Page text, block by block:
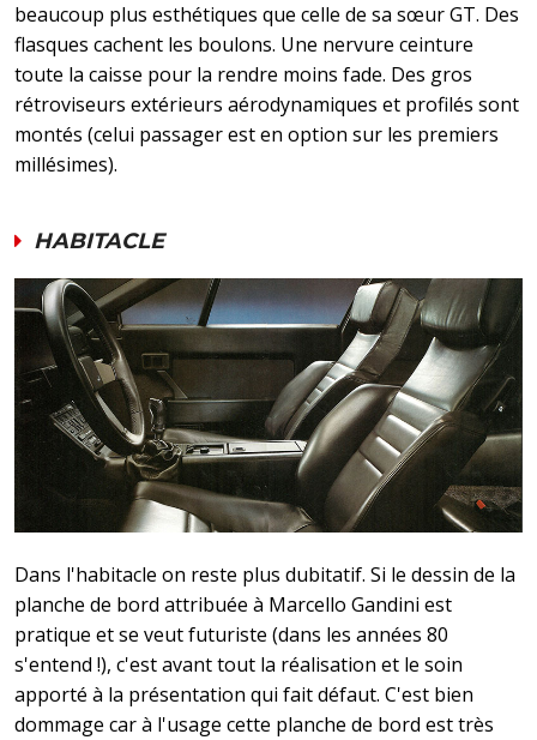
beaucoup plus esthétiques que celle de sa sœur GT. Des
flasques cachent les boulons. Une nervure ceinture
toute la caisse pour la rendre moins fade. Des gros
rétroviseurs extérieurs aérodynamiques et profilés sont
montés (celui passager est en option sur les premiers
millésimes).
HABITACLE
Dans l'habitacle on reste plus dubitatif. Si le dessin de la
planche de bord attribuée à Marcello Gandini est
pratique et se veut futuriste (dans les années 80
s'entend !), c'est avant tout la réalisation et le soin
apporté à la présentation qui fait défaut. C'est bien
dommage car à l'usage cette planche de bord est très